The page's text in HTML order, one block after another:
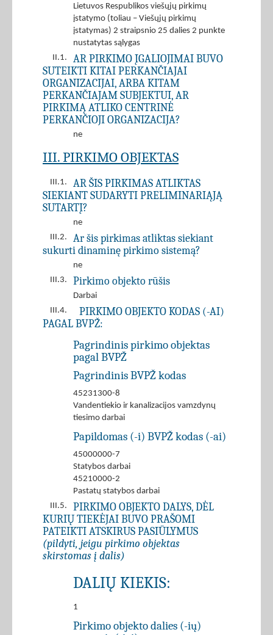
Lietuvos Respublikos viešųjų pirkimų
įstatymo (toliau – Viešųjų pirkimų
įstatymas) 2 straipsnio 25 dalies 2 punkte
nustatytas sąlygas
II.1.
AR PIRKIMO ĮGALIOJIMAI BUVO
SUTEIKTI KITAI PERKANČIAJAI
ORGANIZACIJAI, ARBA KITAM
PERKANČIAJAM SUBJEKTUI, AR
PIRKIMĄ ATLIKO CENTRINĖ
PERKANČIOJI ORGANIZACIJA?
ne
III. PIRKIMO OBJEKTAS
III.1.
AR ŠIS PIRKIMAS ATLIKTAS
SIEKIANT SUDARYTI PRELIMINARIĄJĄ
SUTARTĮ?
ne
III.2.
Ar šis pirkimas atliktas siekiant
sukurti dinaminę pirkimo sistemą?
ne
III.3.
Pirkimo objekto rūšis
Darbai
III.4.
PIRKIMO OBJEKTO KODAS (-AI)
PAGAL BVPŽ:
Pagrindinis pirkimo objektas
pagal BVPŽ
Pagrindinis BVPŽ kodas
45231300-8
Vandentiekio ir kanalizacijos vamzdynų
tiesimo darbai
Papildomas (-i) BVPŽ kodas (-ai)
45000000-7
Statybos darbai
45210000-2
Pastatų statybos darbai
III.5.
PIRKIMO OBJEKTO DALYS, DĖL
KURIŲ TIEKĖJAI BUVO PRAŠOMI
PATEIKTI ATSKIRUS PASIŪLYMUS
(pildyti, jeigu pirkimo objektas
skirstomas į dalis)
DALIŲ KIEKIS:
1
Pirkimo objekto dalies (-ių)